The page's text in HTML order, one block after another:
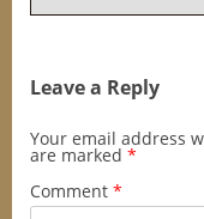
Leave a Reply
Your email address
are marked *
Comment *